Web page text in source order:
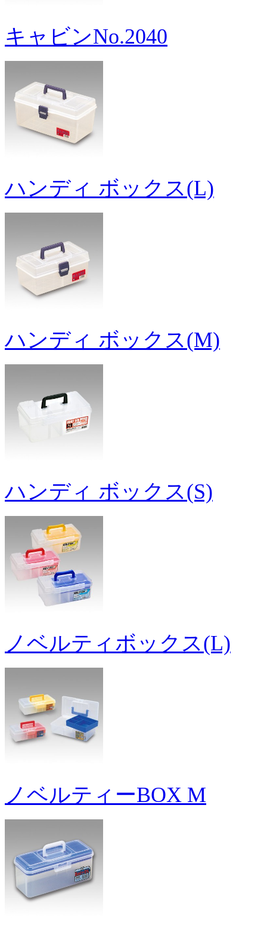
キャビンNo.2040
ハンディ ボックス(L)
ハンディ ボックス(M)
ハンディ ボックス(S)
ノベルティボックス(L)
ノベルティーBOX M